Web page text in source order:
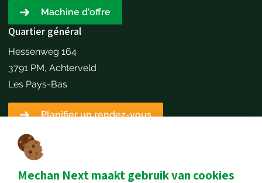
Mechan Next maakt gebruik van cookies
Machine d'offre
Quartier général
Hessenweg 164
3791 PM, Achterveld
Les Pays-Bas
Planifier un rendez-vous
Détails du contact
+31651173646
info@mechannext.nl